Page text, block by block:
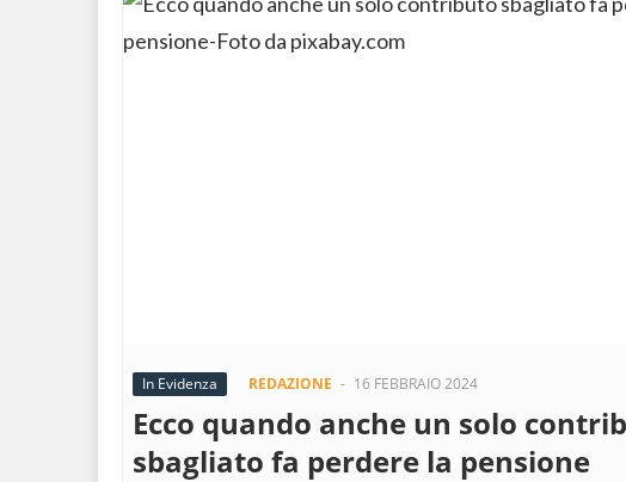
In Evidenza REDAZIONE - 16 FEBBRAIO 2024
Ecco quando anche un solo
sbagliato fa perdere la pensione